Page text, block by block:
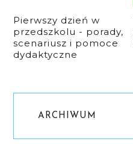
Pierwszy dzień w
przedszkolu - porady,
scenariusz i pomoce
dydaktyczne
ARCHIWUM